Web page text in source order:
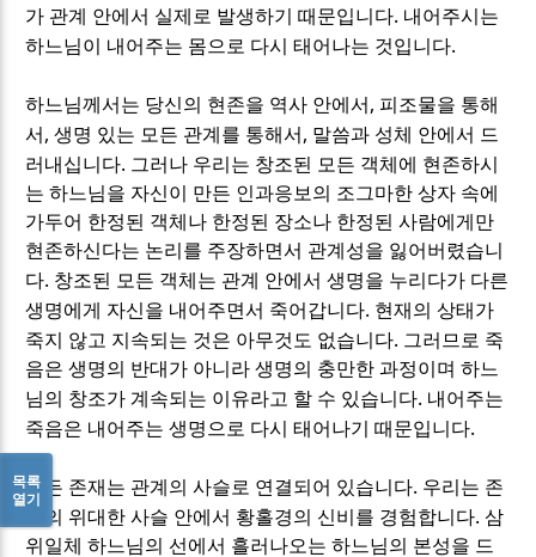
가 관계 안에서 실제로 발생하기 때문입니다. 내어주시는
하느님이 내어주는 몸으로 다시 태어나는 것입니다.
하느님께서는 당신의 현존을 역사 안에서 , 피조물을 통해
서 ,생명 있는 모든 관계를 통해서 , 말씀과 성체 안에서 드
러내십니다. 그러나 우리는 창조된 모든 객체에 현존하시
는 하느님을 자신이 만든 인과응보의 조그마한 상자 속에
가두어 한정된 객체나 한정된 장소나 한정된 사람에게만
현존하신다는 논리를 주장하면서 관계성을 잃어버렸습니
다. 창조된 모든 객체는 관계 안에서 생명을 누리다가 다른
생명에게 자신을 내어주면서 죽어갑니다. 현재의 상태가
죽지 않고 지속되는 것은 아무것도 없습니다. 그러므로 죽
음은 생명의 반대가 아니라 생명의 충만한 과정이며 하느
님의 창조가 계속되는 이유라고 할 수 있습니다. 내어주는
죽음은 내어주는 생명으로 다시 태어나기 때문입니다.
모든 존재는 관계의 사슬로 연결되어 있습니다. 우리는 존
재의 위대한 사슬 안에서 황홀경의 신비를 경험합니다.삼
위일체 하느님의 선에서 흘러나오는 하느님의 본성을 드
목록
열기